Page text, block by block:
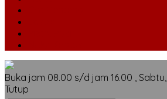
Buka jam 08.00 s/d jam 16.00 ,
Tutup